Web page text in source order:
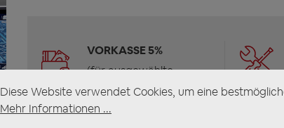
VORKASSE 5%
(für ausgewählte
Produkte)
Diese Website verwendet Cookies, um eine
Mehr Informationen ...